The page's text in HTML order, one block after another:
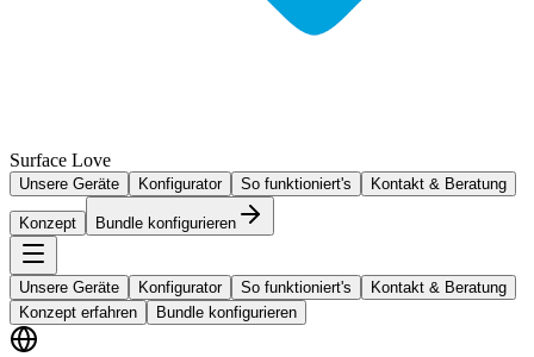
Surface Love
Unsere Geräte Konfigurator So funktioniert's Kontakt & Beratung
Konzept Bundle konfigurieren
Unsere Geräte Konfigurator So funktioniert's
Kontakt & Beratung
Konzept erfahren
Bundle konfigurieren